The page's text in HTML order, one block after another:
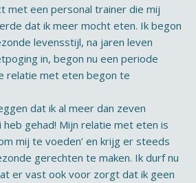
met een personal trainer die mij
dat ik meer mocht eten. Ik begon
levensstijl, na jaren leven
in, begon nu een periode
relatie met eten begon te
dat ik al meer dan zeven
gehad! Mijn relatie met eten is
mij te voeden’ en krijg er steeds
gerechten te maken. Ik durf nu
er vast ook voor zorgt dat ik geen